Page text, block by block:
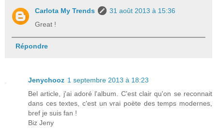
Carlota My Trends
31 août 2013 à 15:36
Great !
Répondre
Jenychooz 1 septembre 2013 à 18:23
Bel article, j'ai adoré l'album. C'est clair qu'on se reconnait
dans ces textes, c'est un vrai poète des temps modernes,
bref je suis fan !
Biz Jeny